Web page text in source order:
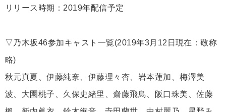
リリース時期：2019年配信予定
▽乃木坂46参加キャスト一覧(2019年3月12日現在：敬称
略)
秋元真夏、伊藤純奈、伊藤理々杏、岩本蓮加、梅澤美
波、大園桃子、久保史緒里、齋藤飛鳥、阪口珠美、佐藤